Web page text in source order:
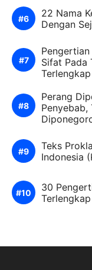
22 Nama
Dengan
Sifat Pada
Terlengkap
Perang
Teks
Indonesia
30
Terlengkap